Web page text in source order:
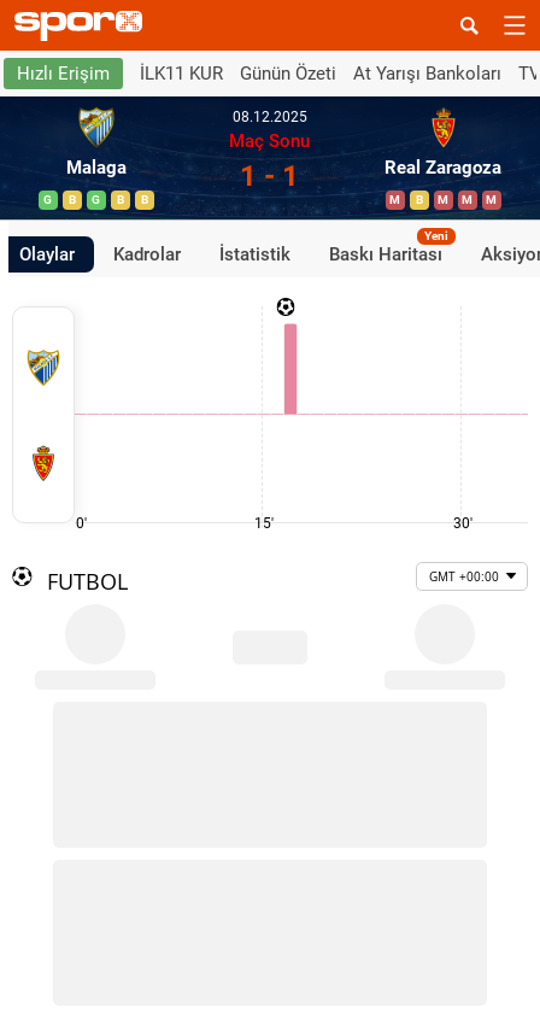
Hızlı Erişim İLK11 KUR Günün Özeti At Yarışı Bankoları
Malaga
G B G B B
08.12.2025
Maç Sonu
1 - 1 Real Zaragoza
M B M M M
Olaylar Kadrolar İstatistik Baskı Haritası
Yeni
0' 15' 30'
FUTBOL GMT +00:00